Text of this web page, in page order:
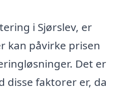
i Sjørslev, er
kan påvirke prisen
Det er
disse faktorer er, da